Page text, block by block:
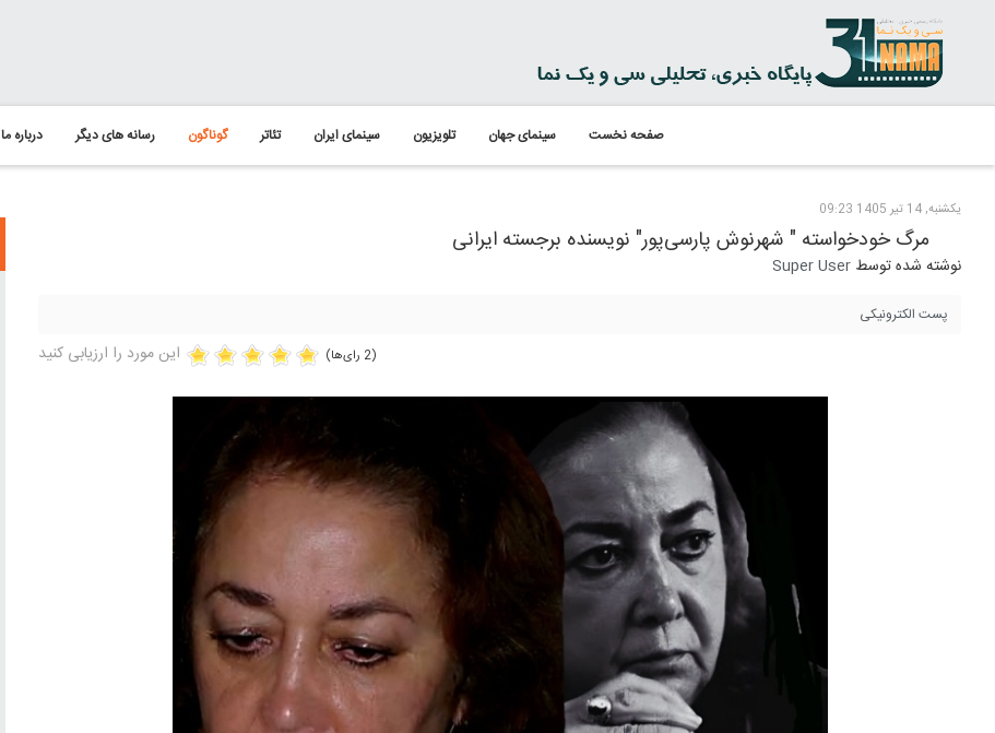
صفحه نخست سینمای جهان تلویزیون سینمای ایران تئاتر گوناگون رسانه های دیگر درباره ما
یکشنبه, 14 تیر 1405 09:23
مرگ خودخواسته " شهرنوش پارسی‌پور" نویسنده برجسته ایرانی
نوشته شده توسط Super User
پست الکترونیکی
این مورد را ارزیابی کنید (2 رای‌ها)